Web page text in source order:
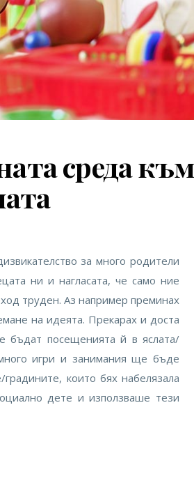
среда
за много родители
ни и нагласата, че само ние
труден. Аз например преминах
на идеята. Прекарах и доста
бъдат посещенията й в яслата/
игри и занимания ще бъде
които бях набелязала
дете и използваше тези